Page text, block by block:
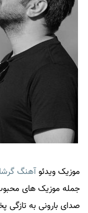
موزیک ویدئوآهنگ
جمله موزیک های
صدای بارونی به